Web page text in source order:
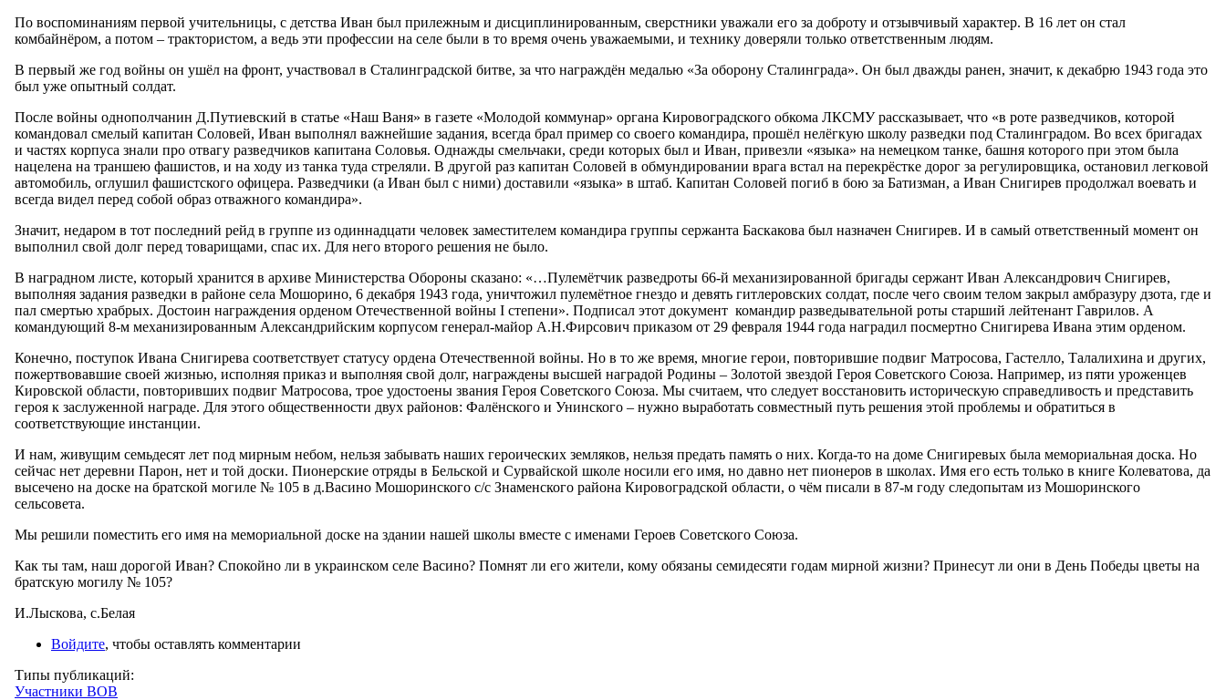
По воспоминаниям первой учительницы, с детства Иван был прилежным и дисциплинированным, сверстники уважали его за доброту и отзывчивый характер. В 16 лет он стал
комбайнёром, а потом – трактористом, а ведь эти профессии на селе были в то время очень уважаемыми, и технику доверяли только ответственным людям.
В первый же год войны он ушёл на фронт, участвовал в Сталинградской битве, за что награждён медалью «За оборону Сталинграда». Он был дважды ранен, значит, к декабрю 1943 года это
был уже опытный солдат.
После войны однополчанин Д.Путиевский в статье «Наш Ваня» в газете «Молодой коммунар» органа Кировоградского обкома ЛКСМУ рассказывает, что «в роте разведчиков, которой
командовал смелый капитан Соловей, Иван выполнял важнейшие задания, всегда брал пример со своего командира, прошёл нелёгкую школу разведки под Сталинградом. Во всех бригадах
и частях корпуса знали про отвагу разведчиков капитана Соловья. Однажды смельчаки, среди которых был и Иван, привезли «языка» на немецком танке, башня которого при этом была
нацелена на траншею фашистов, и на ходу из танка туда стреляли. В другой раз капитан Соловей в обмундировании врага встал на перекрёстке дорог за регулировщика, остановил легковой
автомобиль, оглушил фашистского офицера. Разведчики (а Иван был с ними) доставили «языка» в штаб. Капитан Соловей погиб в бою за Батизман, а Иван Снигирев продолжал воевать и
всегда видел перед собой образ отважного командира».
Значит, недаром в тот последний рейд в группе из одиннадцати человек заместителем командира группы сержанта Баскакова был назначен Снигирев. И в самый ответственный момент он
выполнил свой долг перед товарищами, спас их. Для него второго решения не было.
В наградном листе, который хранится в архиве Министерства Обороны сказано: «…Пулемётчик разведроты 66-й механизированной бригады сержант Иван Александрович Снигирев,
выполняя задания разведки в районе села Мошорино, 6 декабря 1943 года, уничтожил пулемётное гнездо и девять гитлеровских солдат, после чего своим телом закрыл амбразуру дзота, где и
пал смертью храбрых. Достоин награждения орденом Отечественной войны I степени». Подписал этот документ командир разведывательной роты старший лейтенант Гаврилов. А
командующий 8-м механизированным Александрийским корпусом генерал-майор А.Н.Фирсович приказом от 29 февраля 1944 года наградил посмертно Снигирева Ивана этим орденом.
Конечно, поступок Ивана Снигирева соответствует статусу ордена Отечественной войны. Но в то же время, многие герои, повторившие подвиг Матросова, Гастелло, Талалихина и других,
пожертвовавшие своей жизнью, исполняя приказ и выполняя свой долг, награждены высшей наградой Родины – Золотой звездой Героя Советского Союза. Например, из пяти уроженцев
Кировской области, повторивших подвиг Матросова, трое удостоены звания Героя Советского Союза. Мы считаем, что следует восстановить историческую справедливость и представить
героя к заслуженной награде. Для этого общественности двух районов: Фалёнского и Унинского – нужно выработать совместный путь решения этой проблемы и обратиться в
соответствующие инстанции.
И нам, живущим семьдесят лет под мирным небом, нельзя забывать наших героических земляков, нельзя предать память о них. Когда-то на доме Снигиревых была мемориальная доска. Но
сейчас нет деревни Парон, нет и той доски. Пионерские отряды в Бельской и Сурвайской школе носили его имя, но давно нет пионеров в школах. Имя его есть только в книге Колеватова, да
высечено на доске на братской могиле № 105 в д.Васино Мошоринского с/с Знаменского района Кировоградской области, о чём писали в 87-м году следопытам из Мошоринского
сельсовета.
Мы решили поместить его имя на мемориальной доске на здании нашей школы вместе с именами Героев Советского Союза.
Как ты там, наш дорогой Иван? Спокойно ли в украинском селе Васино? Помнят ли его жители, кому обязаны семидесяти годам мирной жизни? Принесут ли они в День Победы цветы на
братскую могилу № 105?
И.Лыскова, с.Белая
Войдите, чтобы оставлять комментарии
Типы публикаций:
Участники ВОВ